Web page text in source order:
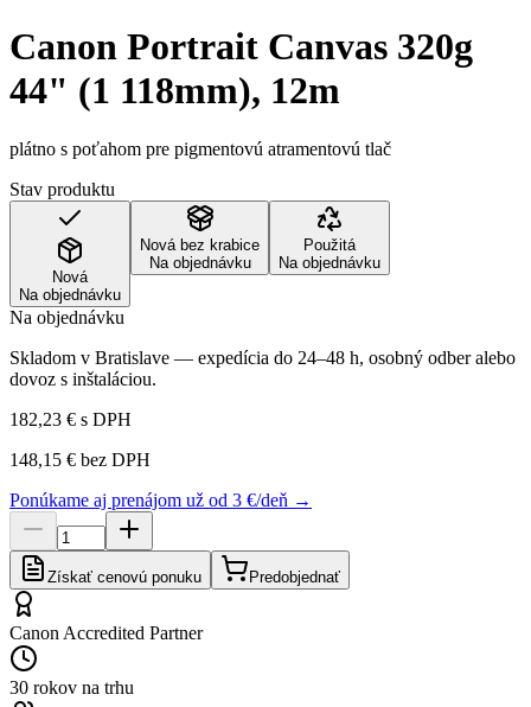
Canon Portrait Canvas 320g
44" (1 118mm), 12m
plátno s poťahom pre pigmentovú atramentovú tlač
Stav produktu
Nová
Na objednávku
Nová bez krabice
Na objednávku
Použitá
Na objednávku
Na objednávku
Skladom v Bratislave — expedícia do 24–48 h, osobný odber alebo
dovoz s inštaláciou.
182,23 € s DPH
148,15 € bez DPH
Ponúkame aj prenájom už od 3 €/deň →
Získať cenovú ponuku Predobjednať
Canon Accredited Partner
30 rokov na trhu